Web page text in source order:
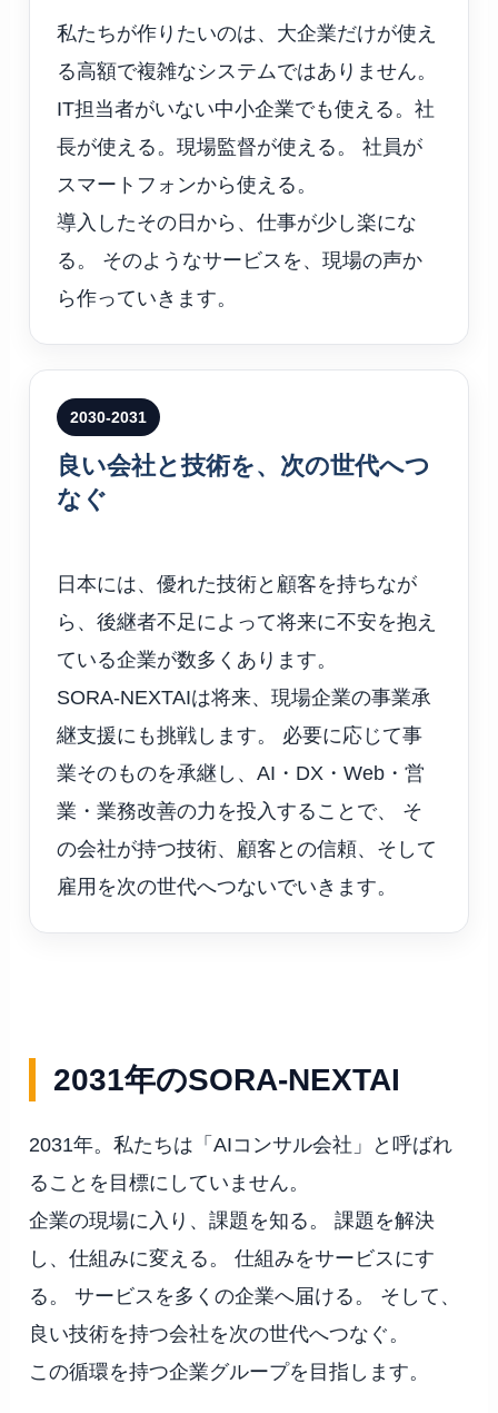
私たちが作りたいのは、大企業だけが使え
る高額で複雑なシステムではありません。
IT担当者がいない中小企業でも使える。社
長が使える。現場監督が使える。 社員が
スマートフォンから使える。
導入したその日から、仕事が少し楽にな
る。 そのようなサービスを、現場の声か
ら作っていきます。
2030-2031
良い会社と技術を、次の世代へつ
なぐ
日本には、優れた技術と顧客を持ちなが
ら、後継者不足によって将来に不安を抱え
ている企業が数多くあります。
SORA-NEXTAIは将来、現場企業の事業承
継支援にも挑戦します。 必要に応じて事
業そのものを承継し、AI・DX・Web・営
業・業務改善の力を投入することで、 そ
の会社が持つ技術、顧客との信頼、そして
雇用を次の世代へつないでいきます。
2031年のSORA-NEXTAI
2031年。私たちは「AIコンサル会社」と呼ばれ
ることを目標にしていません。
企業の現場に入り、課題を知る。 課題を解決
し、仕組みに変える。 仕組みをサービスにす
る。 サービスを多くの企業へ届ける。 そして、
良い技術を持つ会社を次の世代へつなぐ。
この循環を持つ企業グループを目指します。